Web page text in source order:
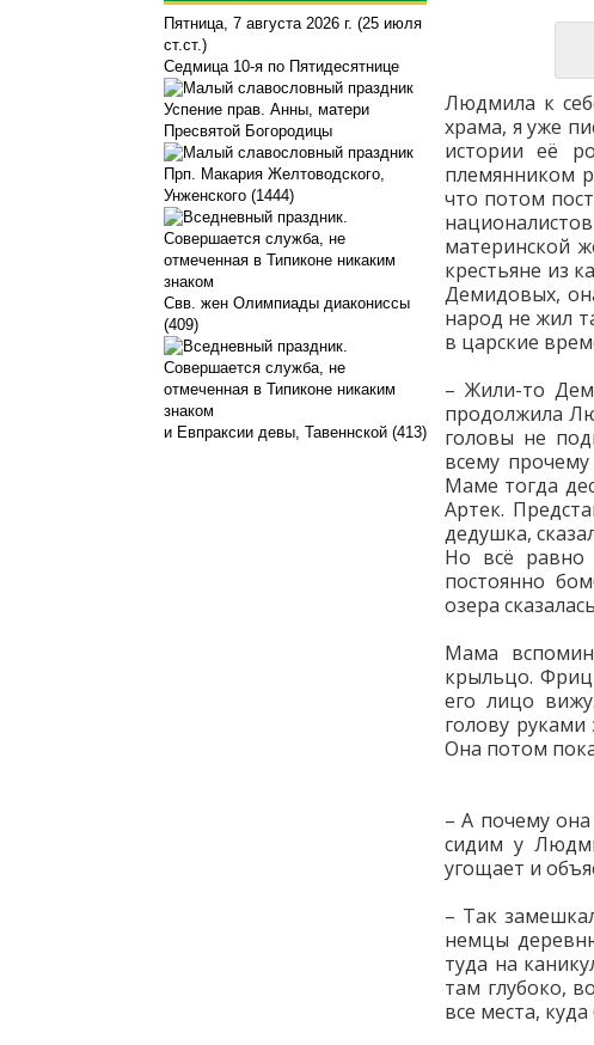
Людмила к
храма, я уже
истории её
племянником
что потом
националистов
материнской
крестьяне из
Демидовых,
народ не жил
в царские
– Жили-то
продолжила
головы не
всему
Маме тогда
Артек.
дедушка,
Но всё равно
постоянно
озера
Мама
крыльцо.
его лицо
голову
Она потом
– А почему
сидим у
угощает и
– Так
немцы
туда на
там глубоко,
все места,
Пятница, 7 августа 2026 г. (25 июля
ст.ст.)
Седмица 10-я по Пятидесятнице
Успение прав. Анны, матери
Пресвятой Богородицы
Прп. Макария Желтоводского,
Унженского (1444)
Свв. жен Олимпиады диакониссы
(409)
и Евпраксии девы, Тавеннской (413)